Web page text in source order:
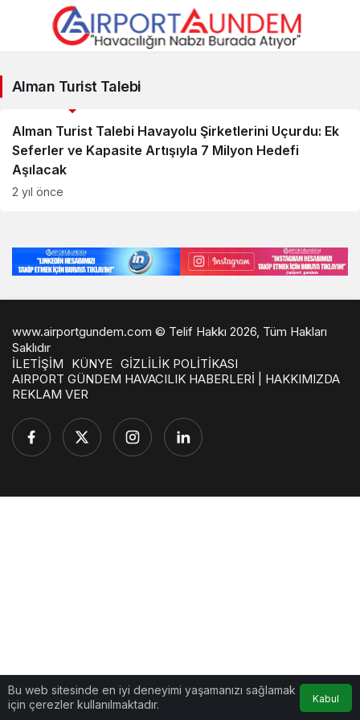
Turist
Talebi
Haberleri
Alman Turist Talebi
Alman Turist Talebi Havayolu Şirketlerini Uçurdu: Ek
Seferler ve Kapasite Artışıyla 7 Milyon Hedefi
Aşılacak
2 yıl önce
Bu web sitesinde en iyi deneyimi yaşamanızı sağlamak
için çerezler kullanılmaktadır.
Kabul
www.airportgundem.com © Telif Hakkı 2026, Tüm Hakları
Saklıdır
İLETİŞİM
KÜNYE GİZLİLİK POLİTİKASI
AIRPORT GÜNDEM HAVACILIK HABERLERİ | HAKKIMIZDA
REKLAM VER